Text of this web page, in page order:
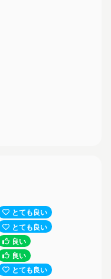
とても良い
とても良い
良い
良い
とても良い